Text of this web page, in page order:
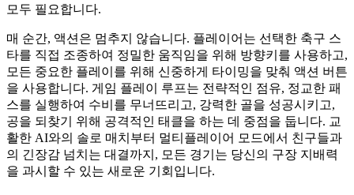
모두 필요합니다.
매 순간, 액션은 멈추지 않습니다. 플레이어는 선택한 축구 스
타를 직접 조종하여 정밀한 움직임을 위해 방향키를 사용하고,
모든 중요한 플레이를 위해 신중하게 타이밍을 맞춰 액션 버튼
을 사용합니다. 게임 플레이 루프는 전략적인 점유, 정교한 패
스를 실행하여 수비를 무너뜨리고, 강력한 골을 성공시키고,
공을 되찾기 위해 공격적인 태클을 하는 데 중점을 둡니다. 교
활한 AI와의 솔로 매치부터 멀티플레이어 모드에서 친구들과
의 긴장감 넘치는 대결까지, 모든 경기는 당신의 구장 지배력
을 과시할 수 있는 새로운 기회입니다.